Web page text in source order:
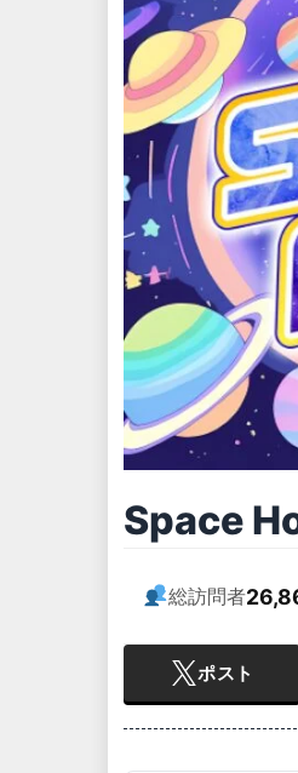
Space
総訪問者
ポスト